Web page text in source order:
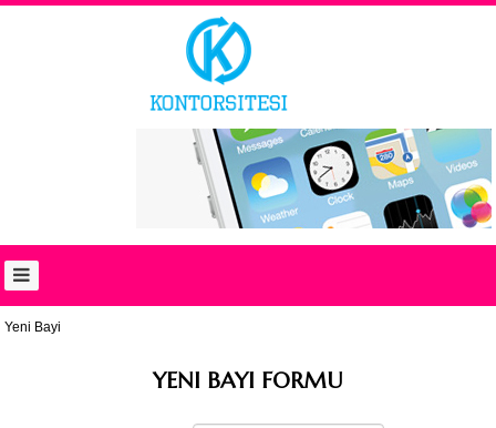
FIYAT
LISTESI
Yeni Bayi
YENI BAYI FORMU